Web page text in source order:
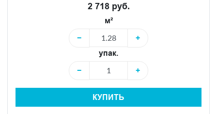
2 718 руб.
м²
−
+
упак.
−
+
КУПИТЬ